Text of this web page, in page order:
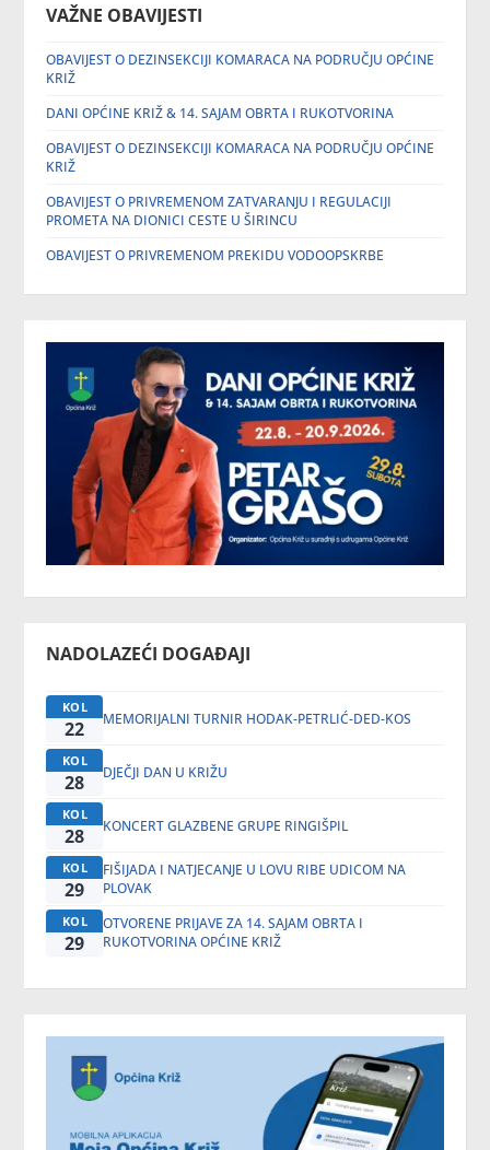
VAŽNE OBAVIJESTI
OBAVIJEST O DEZINSEKCIJI KOMARACA NA PODRUČJU OPĆINE
KRIŽ
DANI OPĆINE KRIŽ & 14. SAJAM OBRTA I RUKOTVORINA
OBAVIJEST O DEZINSEKCIJI KOMARACA NA PODRUČJU OPĆINE
KRIŽ
OBAVIJEST O PRIVREMENOM ZATVARANJU I REGULACIJI
PROMETA NA DIONICI CESTE U ŠIRINCU
OBAVIJEST O PRIVREMENOM PREKIDU VODOOPSKRBE
NADOLAZEĆI DOGAĐAJI
KOL
22 MEMORIJALNI TURNIR HODAK-PETRLIĆ-DED-KOS
KOL
28 DJEČJI DAN U KRIŽU
KOL
28 KONCERT GLAZBENE GRUPE RINGIŠPIL
KOL
29
FIŠIJADA I NATJECANJE U LOVU RIBE UDICOM NA
PLOVAK
KOL
29
OTVORENE PRIJAVE ZA 14. SAJAM OBRTA I
RUKOTVORINA OPĆINE KRIŽ